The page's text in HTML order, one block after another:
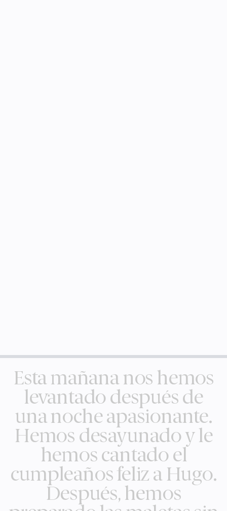
Esta mañana nos hemos
levantado después de
una noche apasionante.
Hemos desayunado y le
hemos cantado el
cumpleaños feliz a Hugo.
Después, hemos